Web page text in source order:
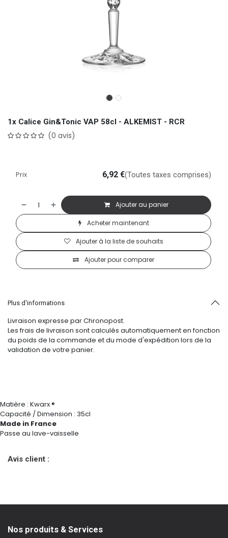
1x Calice Gin&Tonic VAP 58cl - ALKEMIST - RCR
(0 avis)
Ajouter au panier
Acheter maintenant
Ajouter pour comparer
Ajouter à la liste de souhaits
Prix 6,92 €(Toutes taxes comprises)
Plus d'informations
Livraison expresse par Chronopost.
Les frais de livraison sont calculés automatiquement en fonction
du poids de la commande et du mode d'expédition lors de la
validation de votre panier.
Matière : Kwarx ®
Capacité / Dimension : 35cl
Made in France
Passe au lave-vaisselle
Avis client :
Nos produits & Services